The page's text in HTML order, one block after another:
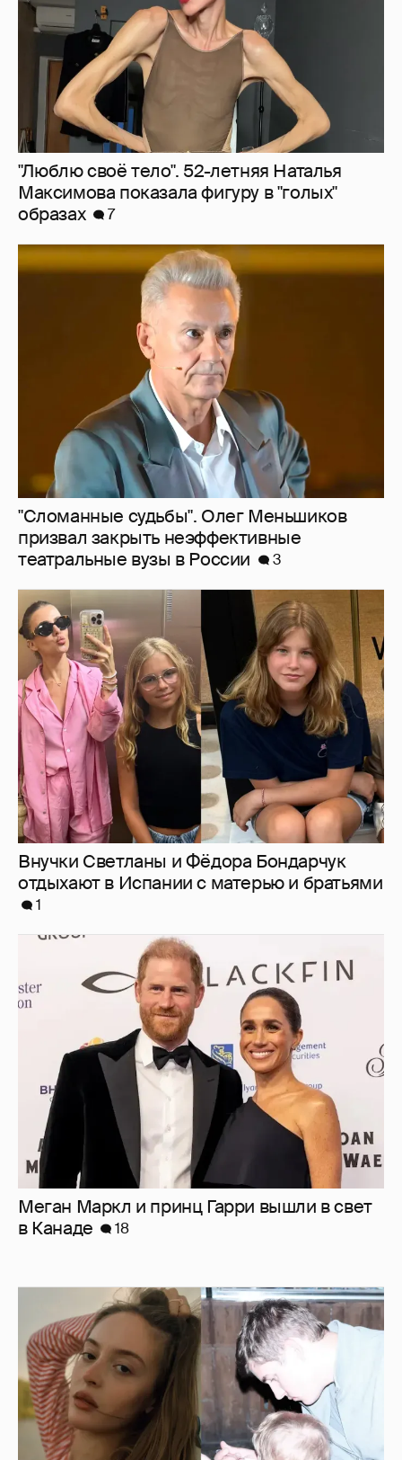
"Сломанные судьбы". Олег Меньшиков
призвал закрыть неэффективные
театральные вузы в России
Внучки Светланы и Фёдора Бондарчук
отдыхают в Испании с матерью и братьями
1
Меган Маркл и принц Гарри вышли в свет
в Канаде
Внучка Никиты Михалкова Наталья с
мужем и сыном отдыхает на яхте